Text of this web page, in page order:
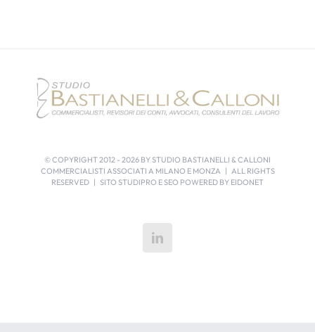
© COPYRIGHT 2012 - 2026 BY STUDIO BASTIANELLI & CALLONI
COMMERCIALISTI ASSOCIATI A MILANO E MONZA | ALL RIGHTS
RESERVED | SITO STUDIPRO E SEO POWERED BY EIDONET